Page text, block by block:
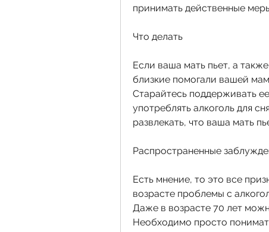
принимать действенные
Что делать
Если ваша мать пьет, а
близкие помогали вашей
Старайтесь поддерживать
употреблять алкоголь для
развлекать, что ваша мать
Распространенные
Есть мнение, то это все
возрасте проблемы с
Даже в возрасте 70 лет
Необходимо просто